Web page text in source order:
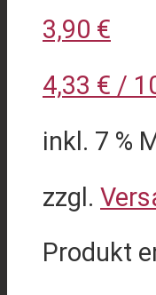
3,90 €
4,33 € /
inkl. 7 %
zzgl.
Produkt